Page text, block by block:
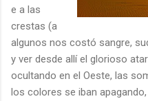
e a las
crestas (a
algunos nos costó sangre,
y ver desde allí el glorioso
ocultando en el Oeste, las
los colores se iban